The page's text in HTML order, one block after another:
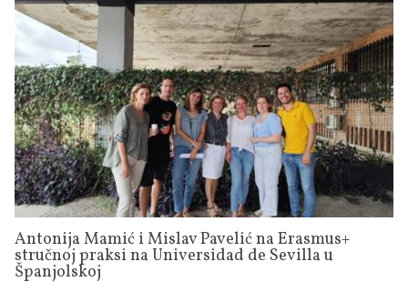
Antonija Mamić i Mislav Pavelić na Erasmus+
stručnoj praksi na Universidad de Sevilla u
Španjolskoj